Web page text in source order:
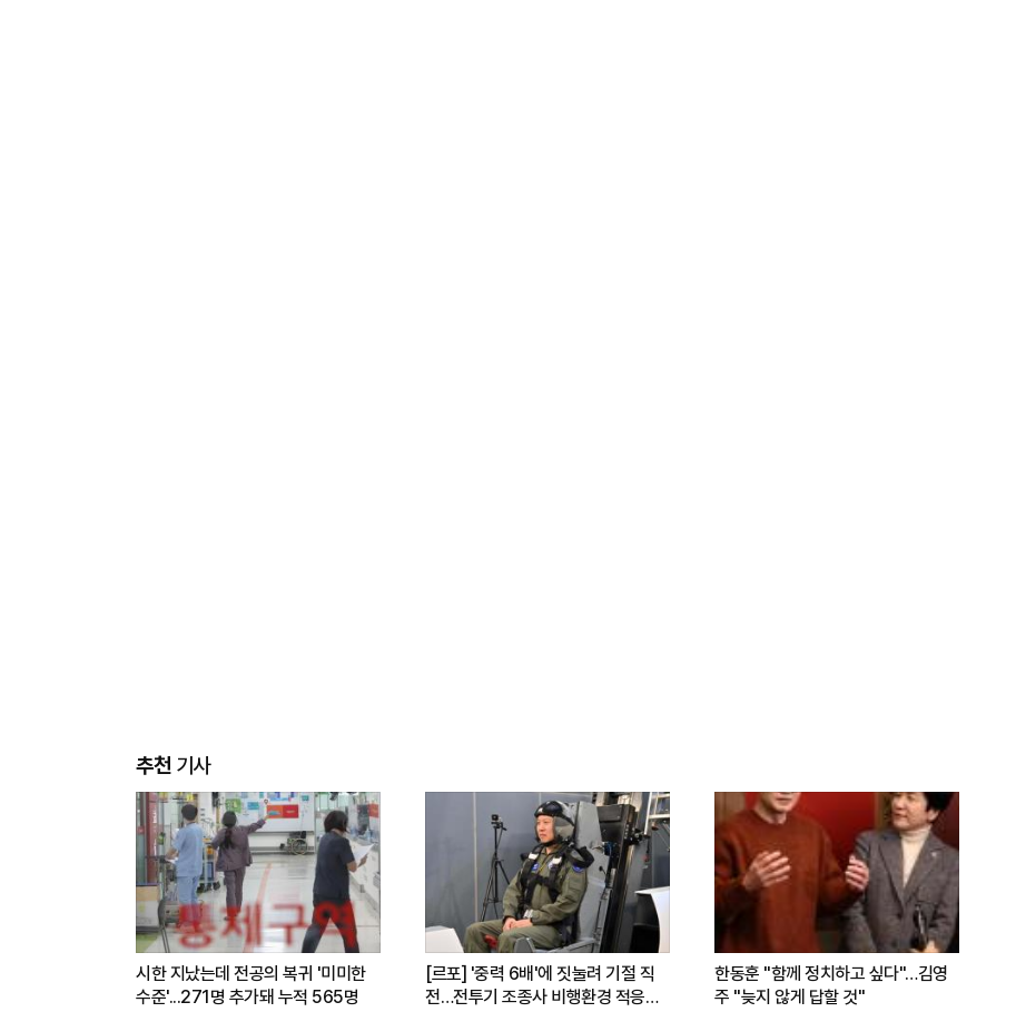
추천기사
시한 지났는데 전공의 복귀 '미미한
수준'...271명 추가돼 누적 565명
[르포] '중력 6배'에 짓눌려 기절 직
전…전투기 조종사 비행환경 적응훈
한동훈 "함께 정치하고 싶다"…김영
주 "늦지 않게 답할 것"